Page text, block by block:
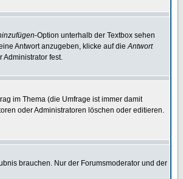
-Option unterhalb der Textbox sehen
Antwort anzugeben, klicke auf dieAntwort
Administrator fest.
im Thema (die Umfrage ist immer damit
oder Administratoren löschen oder editieren.
brauchen. Nur der Forumsmoderator und der